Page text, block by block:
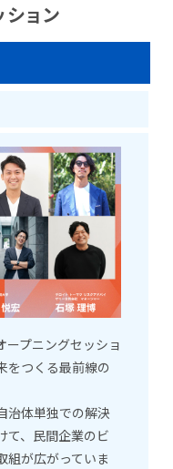
ョン
ープニングセッショ
をつくる最前線の
治体単独での解決
て、民間企業のビ
組が広がっていま